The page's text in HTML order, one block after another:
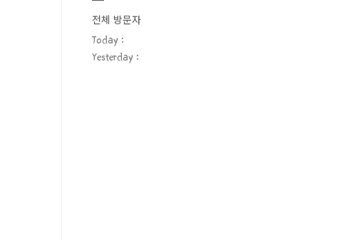
전체 방문자
Today :
Yesterday :